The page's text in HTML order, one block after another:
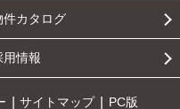
件カタログ
用情報
サイトマップ PC版